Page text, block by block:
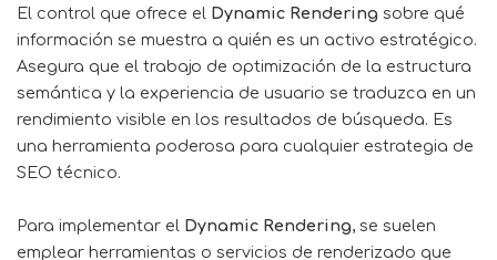
El control que ofrece el Dynamic Rendering sobre qué
información se muestra a quién es un activo estratégico.
Asegura que el trabajo de optimización de la estructura
semántica y la experiencia de usuario se traduzca en un
rendimiento visible en los resultados de búsqueda. Es
una herramienta poderosa para cualquier estrategia de
SEO técnico.
Para implementar el Dynamic Rendering, se suelen
emplear herramientas o servicios de renderizado que